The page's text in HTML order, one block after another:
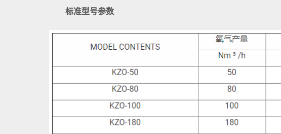
标准型号参数